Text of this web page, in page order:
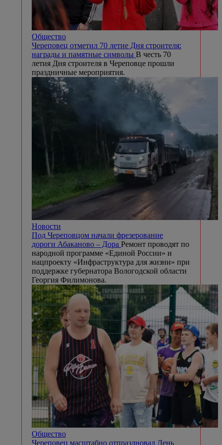
Общество
Череповец отметил 70 летие Дня строителя:
награды и памятные символы В честь 70
летия Дня строителя в Череповце прошли
праздничные мероприятия.
Новости
Под Череповцом начали фрезерование
дороги Абаканово – Дора Ремонт проводят по
народной программе «Единой России» и
нацпроекту «Инфраструктура для жизни» при
поддержке губернатора Вологодской области
Георгия Филимонова.
Общество
Череповец масштабно отпраздновал День